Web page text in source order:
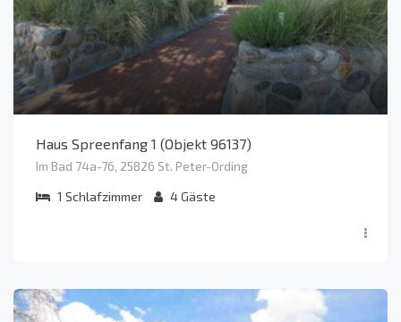
Haus Spreenfang 1 (Objekt 96137)
Im Bad 74a-76, 25826 St. Peter-Ording
1 Schlafzimmer 4Gäste